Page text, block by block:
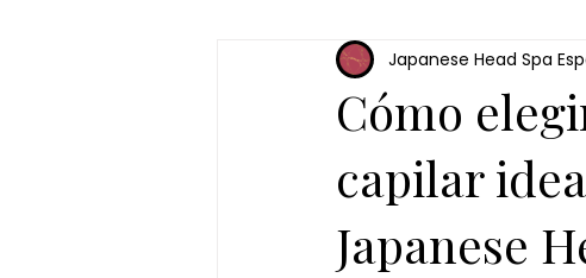
Japanese Head Spa Head Spa
kyoto matcha ritual ritual
ritual de jengibre masaje
Cómo
capilar
Japanese
Japanese Head Spa